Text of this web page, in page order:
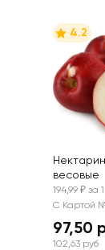
4.2
весовые
194,99 ₽ за
С Картой
97,50
102,63 руб